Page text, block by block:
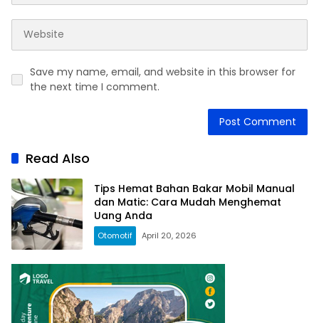
Save my name, email, and website in this browser for
the next time I comment.
Read Also
Tips Hemat Bahan Bakar Mobil Manual
dan Matic: Cara Mudah Menghemat
Uang Anda
Otomotif April 20, 2026